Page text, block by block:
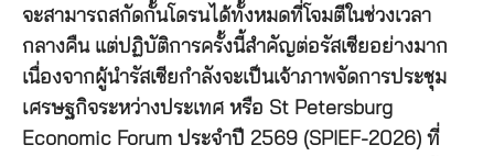
จะสามารถสกัดกั้นโดรนได้ทั้งหมดที่โจมตีในช่วงเวลา
กลางคืน แต่ปฏิบัติการครั้งนี้สำคัญต่อรัสเซียอย่างมาก
เนื่องจากผู้นำรัสเซียกำลังจะเป็นเจ้าภาพจัดการประชุม
เศรษฐกิจระหว่างประเทศ หรือ St Petersburg
Economic Forum ประจำปี 2569 (SPIEF-2026) ที่